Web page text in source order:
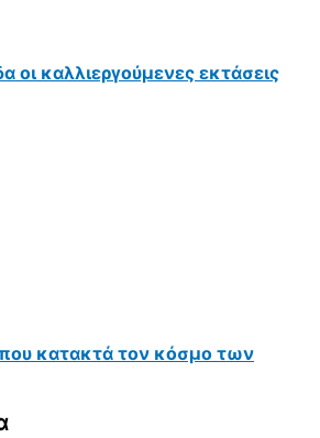
οι καλλιεργούμενες εκτάσεις
κατακτά τον κόσμο των